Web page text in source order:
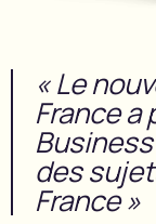
«Le
France
des
France​ »